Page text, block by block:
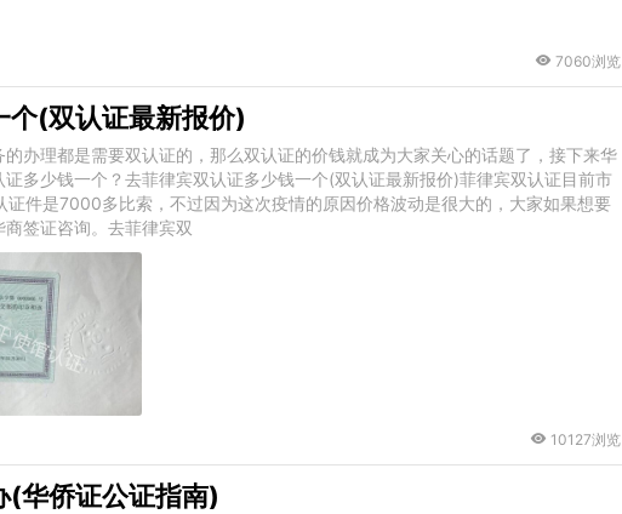
7060浏览
个(双认证最新报价)
办理都是需要双认证的，那么双认证的价钱就成为大家关心的话题了，接下来华
多少钱一个？去菲律宾双认证多少钱一个(双认证最新报价)菲律宾双认证目前市
件是7000多比索，不过因为这次疫情的原因价格波动是很大的，大家如果想要
签证咨询。去菲律宾双
10127浏览
(华侨证公证指南)